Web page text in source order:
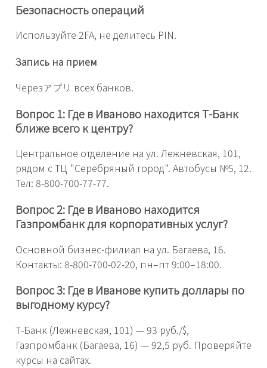
Безопасность операций
Используйте 2FA, не делитесь PIN.
Запись на прием
Черезアプリ всех банков.
Вопрос 1: Где в Иваново находится Т-Банк
ближе всего к центру?
Центральное отделение на ул. Лежневская, 101,
рядом с ТЦ "Серебряный город". Автобусы №5, 12.
Тел: 8-800-700-77-77.
Вопрос 2: Где в Иваново находится
Газпромбанк для корпоративных услуг?
Основной бизнес-филиал на ул. Багаева, 16.
Контакты: 8-800-700-02-20, пн–пт 9:00–18:00.
Вопрос 3: Где в Иванове купить доллары по
выгодному курсу?
Т-Банк (Лежневская, 101) — 93 руб./$,
Газпромбанк (Багаева, 16) — 92,5 руб. Проверяйте
курсы на сайтах.